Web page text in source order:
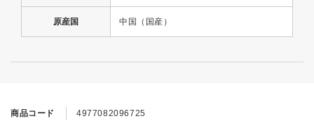
商品コード 4977082096725
原産国 中国（国産）